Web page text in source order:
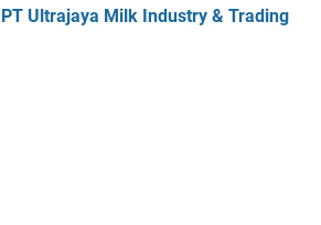
Ultrajaya Milk Industry & Trading